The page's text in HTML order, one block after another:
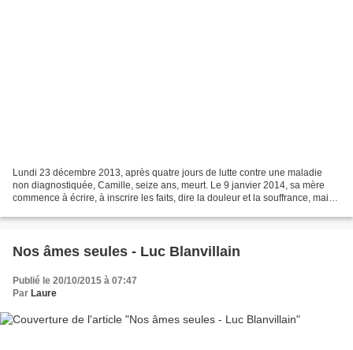
Lundi 23 décembre 2013, après quatre jours de lutte contre une maladie
non diagnostiquée, Camille, seize ans, meurt. Le 9 janvier 2014, sa mère
commence à écrire, à inscrire les faits, dire la douleur et la souffrance, mais
Nos âmes seules - Luc Blanvillain
Publié le 20/10/2015 à 07:47
Par Laure